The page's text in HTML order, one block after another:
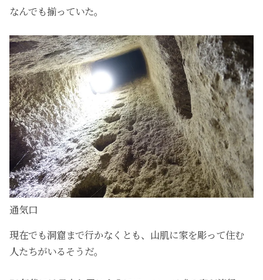
なんでも揃っていた。
通気口
現在でも洞窟まで行かなくとも、山肌に家を彫って住む
人たちがいるそうだ。